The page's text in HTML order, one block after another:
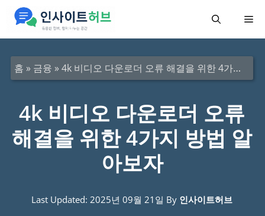
메
홈 » 금융 »4k 비디오 다운로더 오류 해결을 위한 4가지 방법 알아보자
4k 비디오 다운로더 오류
해결을 위한 4가지 방법 알
아보자
Last Updated: 2025년 09월 21일 By 인사이트허브